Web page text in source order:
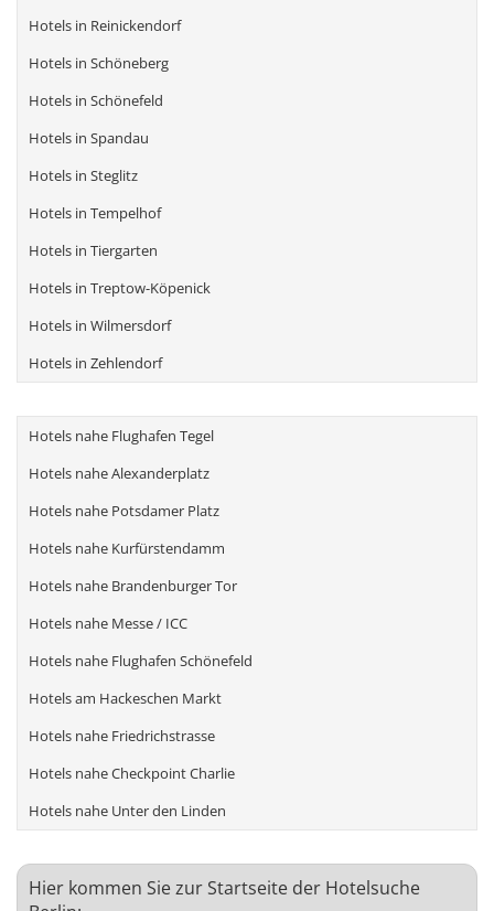
Hotels in Reinickendorf
Hotels in Schöneberg
Hotels in Schönefeld
Hotels in Spandau
Hotels in Steglitz
Hotels in Tempelhof
Hotels in Tiergarten
Hotels in Treptow-Köpenick
Hotels in Wilmersdorf
Hotels in Zehlendorf
Hotels nahe Flughafen Tegel
Hotels nahe Alexanderplatz
Hotels nahe Potsdamer Platz
Hotels nahe Kurfürstendamm
Hotels nahe Brandenburger Tor
Hotels nahe Messe / ICC
Hotels nahe Flughafen Schönefeld
Hotels am Hackeschen Markt
Hotels nahe Friedrichstrasse
Hotels nahe Checkpoint Charlie
Hotels nahe Unter den Linden
Hier kommen Sie zur Startseite der Hotelsuche